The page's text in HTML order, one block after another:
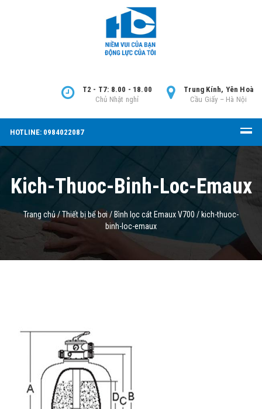
Trung Kính, Yên Hoà
Cầu Giấy – Hà Nội
T2 - T7: 8.00 - 18.00
Chủ Nhật nghỉ
HOTLINE: 0984022087
Kich-Thuoc-Binh-Loc-Emaux
Trang chủ/Thiết bị bể bơi/ Bình lọc cát Emaux V700 / kich-thuoc-
binh-loc-emaux